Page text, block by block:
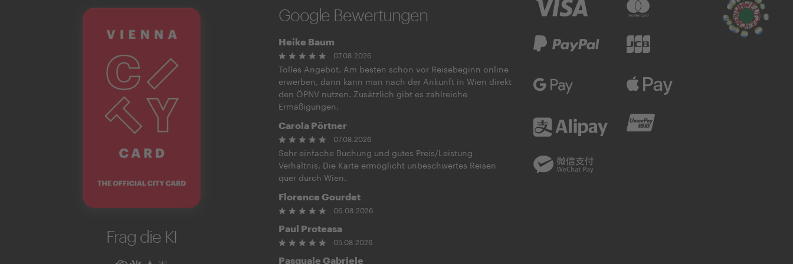
Frag die KI
Google Bewertungen
Heike Baum
07.08.2026
Tolles Angebot. Am besten schon vor Reisebeginn online
erwerben, dann kann man nach der Ankunft in Wien direkt
den ÖPNV nutzen. Zusätzlich gibt es zahlreiche
Ermäßigungen.
Carola Pörtner
07.08.2026
Sehr einfache Buchung und gutes Preis/Leistung
Verhältnis. Die Karte ermöglicht unbeschwertes Reisen
quer durch Wien.
Florence Gourdet
06.08.2026
Paul Proteasa
05.08.2026
Pasquale Gabriele
Apple Pay
Alipay